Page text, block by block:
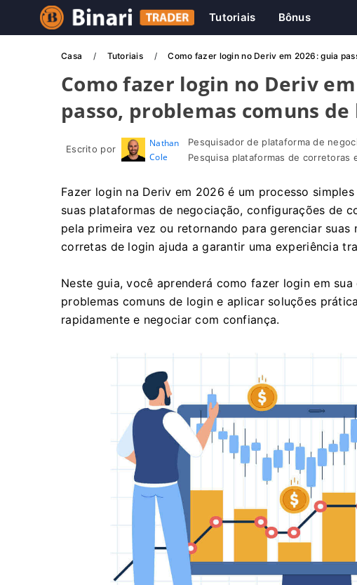
Tutoriais Bônus
Casa Tutoriais Como fazer login no Deriv em 2026: guia
Como fazer login no Deriv
passo, problemas comuns de
Escrito por
Nathan
Cole
Pesquisador de plataforma de
Pesquisa plataformas de corretoras
Fazer login na Deriv em 2026 é um processo
suas plataformas de negociação, configurações de
pela primeira vez ou retornando para gerenciar suas
corretas de login ajuda a garantir uma experiência
Neste guia, você aprenderá como fazer login em
problemas comuns de login e aplicar soluções
rapidamente e negociar com confiança.